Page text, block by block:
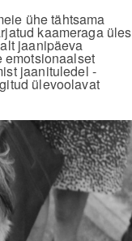
ühe tähtsama
kaameraga üles
jaanipäeva
emotsionaalset
jaanituledel -
ülevoolavat